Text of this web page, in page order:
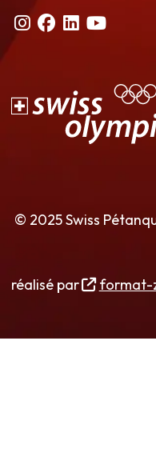
© 2025 Swiss
réalisé par format-